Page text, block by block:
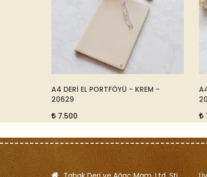
A4 DERİ EL PORTFÖYÜ - KREM -
20629
7.500